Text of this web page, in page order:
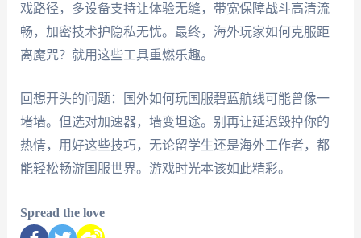
戏路径，多设备支持让体验无缝，带宽保障战斗高清流
畅，加密技术护隐私无忧。最终，海外玩家如何克服距
离魔咒？就用这些工具重燃乐趣。
回想开头的问题：国外如何玩国服碧蓝航线可能曾像一
堵墙。但选对加速器，墙变坦途。别再让延迟毁掉你的
热情，用好这些技巧，无论留学生还是海外工作者，都
能轻松畅游国服世界。游戏时光本该如此精彩。
Spread the love